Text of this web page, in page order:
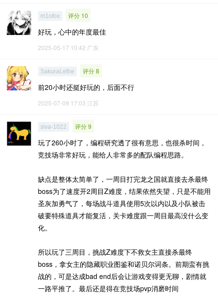
m1ofox 评分 10
好玩，心中的年度最佳
2025-05-17 10:42 广东
SakuraLethe 评分 8
前20小时还挺好玩的，后面不行
2025-07-09 17:03 江苏
siva-1022 评分 9
玩了260小时了，编程研究透了很有意思，也很杀时间，
竞技场非常好玩，能给人非常多的配队编程思路。
缺点是整体太简单了，一周目打完龙之国就直接去杀最终
boss为了速度开2周目Z难度，结果依然失望，只是不能用
圣灰加勇气了，每场战斗道具使用5次以内以及小队被击
破要特殊道具才能复活，关卡难度跟一周目最高没什么变
化。
所以玩了三周目，挑战Z难度下不救女主直接杀最终
boss，拿女主的隐藏职业图鉴和诺贝尔词条。前期蛮有挑
战的，可是达成bad end后会让游戏变得更无聊，剧情就
一路平推了。最后还是得在竞技场pvp消磨时间